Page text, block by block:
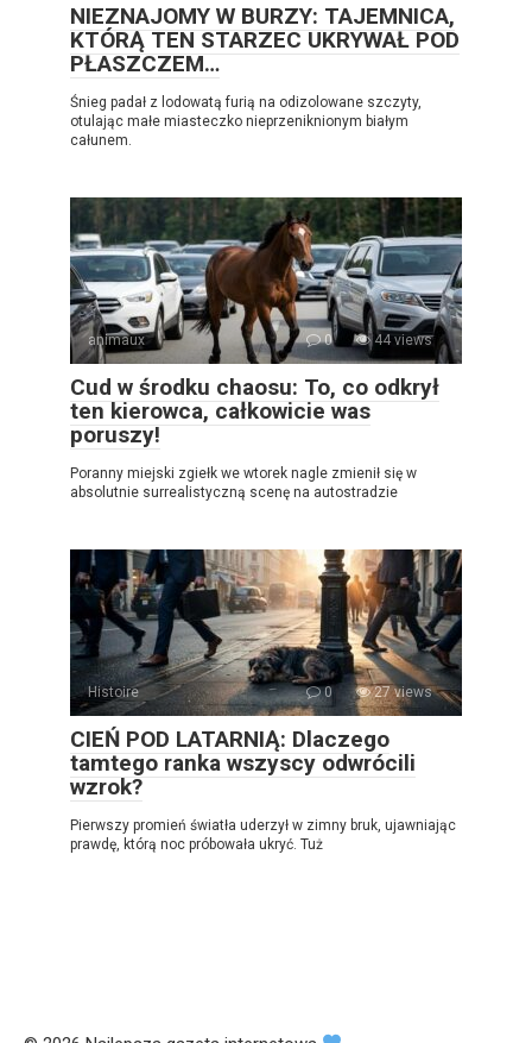
NIEZNAJOMY W BURZY: TAJEMNICA,
KTÓRĄ TEN STARZEC UKRYWAŁ POD
PŁASZCZEM…
Śnieg padał z lodowatą furią na odizolowane szczyty,
otulając małe miasteczko nieprzeniknionym białym
całunem.
animaux 0 44 views
Cud w środku chaosu: To, co odkrył
ten kierowca, całkowicie was
poruszy!
Poranny miejski zgiełk we wtorek nagle zmienił się w
absolutnie surrealistyczną scenę na autostradzie
Histoire 0 27 views
CIEŃ POD LATARNIĄ: Dlaczego
tamtego ranka wszyscy odwrócili
wzrok?
Pierwszy promień światła uderzył w zimny bruk, ujawniając
prawdę, którą noc próbowała ukryć. Tuż